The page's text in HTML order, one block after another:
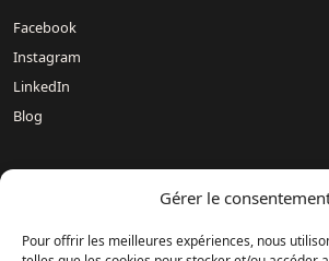
Gérer le
Pour offrir les meilleures expériences, nous
Facebook
Instagram
LinkedIn
Blog
Mercedes-Benz DREUX
Mercedes-Benz Mondeville Caen – AUBIN